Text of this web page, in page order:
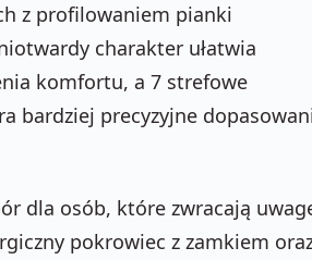
z profilowaniem pianki
charakter ułatwia
komfortu, a 7 strefowe
bardziej precyzyjne
dla osób, które zwracają
pokrowiec z zamkiem